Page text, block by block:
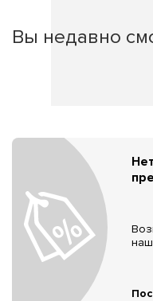
Вы недавно